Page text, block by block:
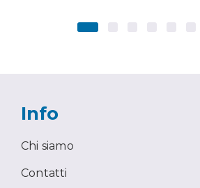
Info
Chi siamo
Contatti